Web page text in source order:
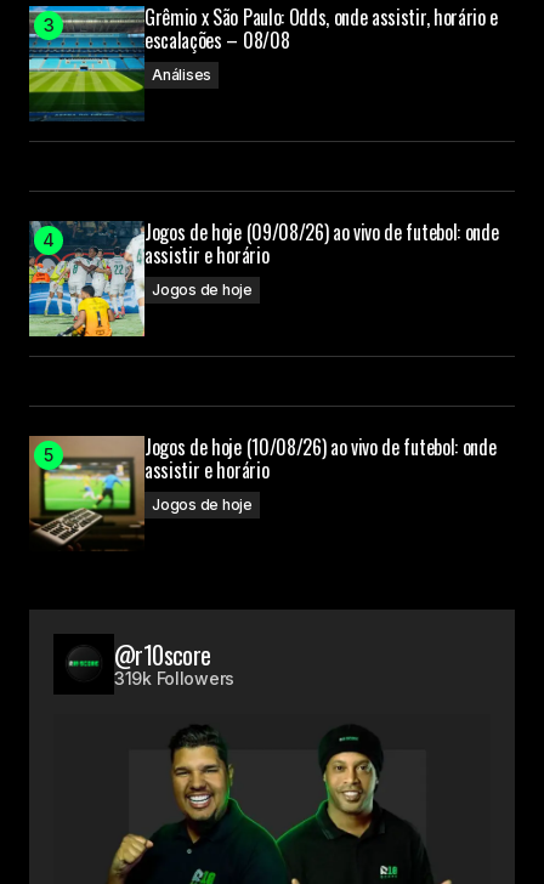
Grêmio x São Paulo: Odds, onde assistir, horário e
escalações – 08/08
Análises
Jogos de hoje (09/08/26) ao vivo de futebol: onde
assistir e horário
Jogos de hoje
Jogos de hoje (10/08/26) ao vivo de futebol: onde
assistir e horário
Jogos de hoje
@r10score
319k Followers